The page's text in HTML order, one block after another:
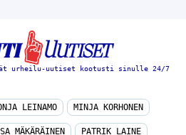
urheilu-uutiset kootusti sinulle 24/7
MÄKÄRÄINEN PATRIK LAINE